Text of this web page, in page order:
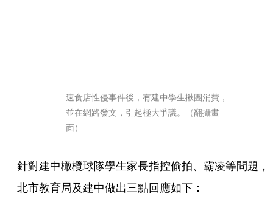
速食店性侵事件後，有建中學生揪團消費，
並在網路發文，引起極大爭議。（翻攝畫
面）
針對建中橄欖球隊學生家長指控偷拍、霸凌等問題，
北市教育局及建中做出三點回應如下：